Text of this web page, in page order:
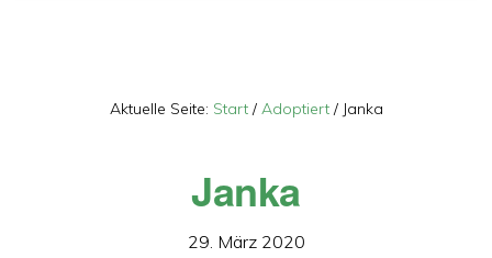
Aktuelle Seite: Start / Adoptiert /Janka
Janka
29. März 2020